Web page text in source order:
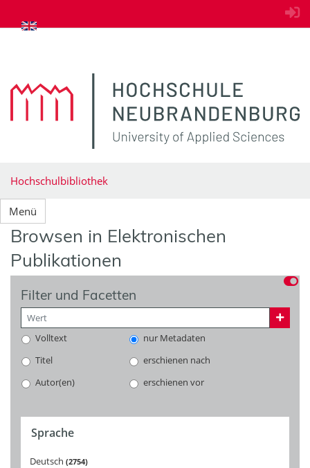
zum Inhalt springen
Hochschulbibliothek
Menü
Browsen in Elektronischen
Publikationen
Filter und Facetten
Volltext
nur Metadaten
Titel
erschienen nach
Autor(en)
erschienen vor
Sprache
Deutsch 2754